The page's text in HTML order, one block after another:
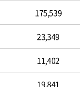
175,539
23,349
11,402
19,841